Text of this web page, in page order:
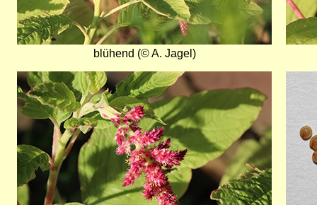
blühend (© A. Jagel)
Bild